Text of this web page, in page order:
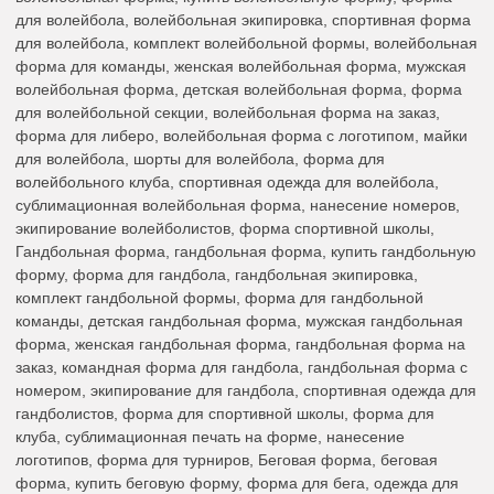
для волейбола, волейбольная экипировка, спортивная форма
для волейбола, комплект волейбольной формы, волейбольная
форма для команды, женская волейбольная форма, мужская
волейбольная форма, детская волейбольная форма, форма
для волейбольной секции, волейбольная форма на заказ,
форма для либеро, волейбольная форма с логотипом, майки
для волейбола, шорты для волейбола, форма для
волейбольного клуба, спортивная одежда для волейбола,
сублимационная волейбольная форма, нанесение номеров,
экипирование волейболистов, форма спортивной школы,
Гандбольная форма, гандбольная форма, купить гандбольную
форму, форма для гандбола, гандбольная экипировка,
комплект гандбольной формы, форма для гандбольной
команды, детская гандбольная форма, мужская гандбольная
форма, женская гандбольная форма, гандбольная форма на
заказ, командная форма для гандбола, гандбольная форма с
номером, экипирование для гандбола, спортивная одежда для
гандболистов, форма для спортивной школы, форма для
клуба, сублимационная печать на форме, нанесение
логотипов, форма для турниров, Беговая форма, беговая
форма, купить беговую форму, форма для бега, одежда для